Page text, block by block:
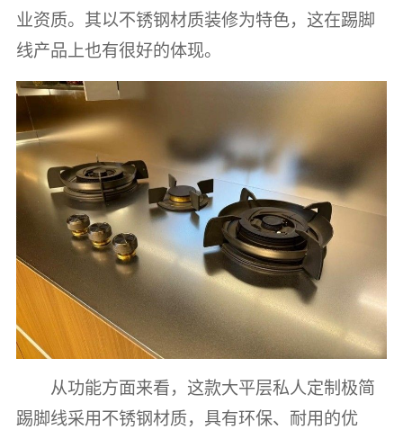
业资质。其以不锈钢材质装修为特色，这在踢脚
线产品上也有很好的体现。
从功能方面来看，这款大平层私人定制极简
踢脚线采用不锈钢材质，具有环保、耐用的优